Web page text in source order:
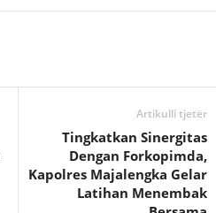
Artikulli tjetër
Tingkatkan Sinergitas
Dengan Forkopimda,
Kapolres Majalengka Gelar
Latihan Menembak